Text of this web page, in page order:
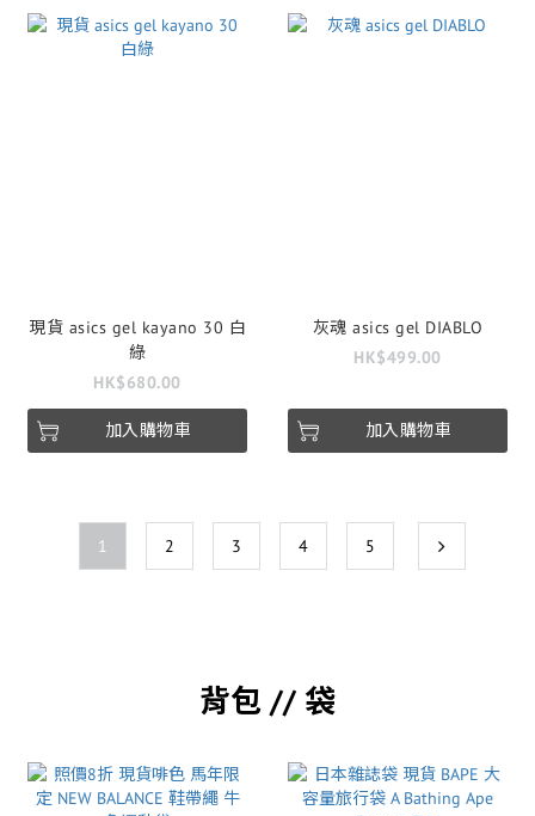
現貨 asics gel kayano 30 白
綠
HK$680.00
加入購物車
灰魂 asics gel DIABLO
HK$499.00
加入購物車
1 2 3 4 5
背包 // 袋